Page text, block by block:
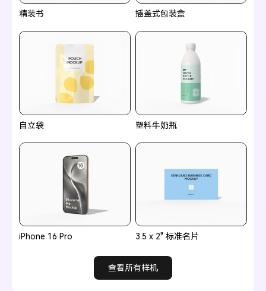
精装书 插盖式包装盒
自立袋 塑料牛奶瓶
iPhone 16 Pro 3.5 x 2" 标准名片
查看所有样机